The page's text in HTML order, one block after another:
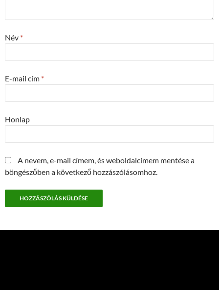
Név *
E-mail cím *
Honlap
A nevem, e-mail címem, és weboldalcímem mentése a
böngészőben a következő hozzászólásomhoz.